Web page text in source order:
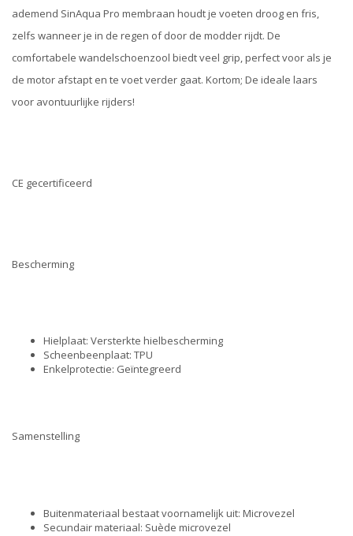
ademend SinAqua Pro membraan houdt je voeten droog en fris,
zelfs wanneer je in de regen of door de modder rijdt. De
comfortabele wandelschoenzool biedt veel grip, perfect voor als je
de motor afstapt en te voet verder gaat. Kortom; De ideale laars
voor avontuurlijke rijders!
CE gecertificeerd
Bescherming
Hielplaat: Versterkte hielbescherming
Scheenbeenplaat: TPU
Enkelprotectie: Geïntegreerd
Samenstelling
Buitenmateriaal bestaat voornamelijk uit: Microvezel
Secundair materiaal: Suède microvezel